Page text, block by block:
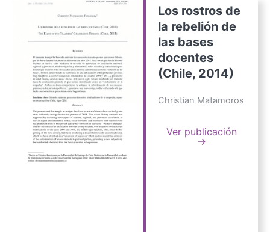
Los rostros de
la rebelión de
las bases
docentes
(Chile, 2014)
Christian Matamoros
Ver publicación
→